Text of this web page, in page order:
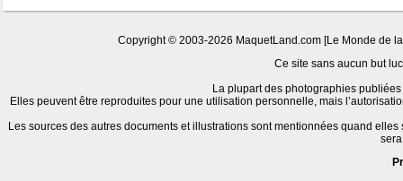
Copyright © 2003-2026 MaquetLand.com [Le Monde de
Ce site sans aucun but
La plupart des photographies
Elles peuvent être reproduites pour une utilisation personnelle, mais
Les sources des autres documents et illustrations sont mentionnées quand